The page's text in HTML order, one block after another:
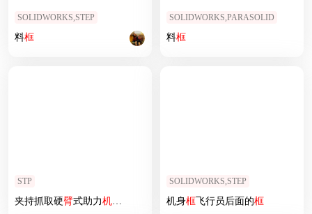
SOLIDWORKS,STEP
料框
SOLIDWORKS,PARASOLID
料框
STP
夹持抓取硬臂式助力机械手
SOLIDWORKS,STEP
机身框飞行员后面的框